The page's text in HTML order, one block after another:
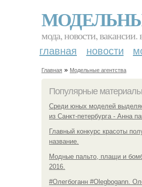
мода, новости,
главная новости
Главная » Модельные агентства
Популярные материалы
Среди юных моделей
из Санкт-петербурга - Анна
Главный конкурс красоты
название.
Модные пальто, плащи и
2016.
#Олегбоганн #Olegbogann.